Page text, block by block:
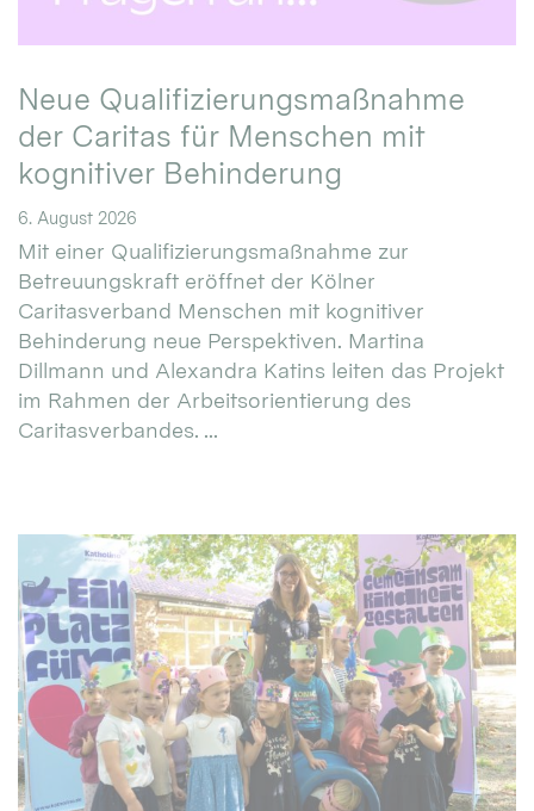
Neue Qualifizierungsmaßnahme
der Caritas für Menschen mit
kognitiver Behinderung
6. August 2026
Mit einer Qualifizierungsmaßnahme zur
Betreuungskraft eröffnet der Kölner
Caritasverband Menschen mit kognitiver
Behinderung neue Perspektiven. Martina
Dillmann und Alexandra Katins leiten das Projekt
im Rahmen der Arbeitsorientierung des
Caritasverbandes. ...